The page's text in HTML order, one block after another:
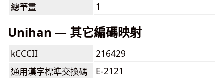
總筆畫
1
Unihan — 其它編碼映射
kCCCII
216429
通用漢字標準交換碼
E-2121